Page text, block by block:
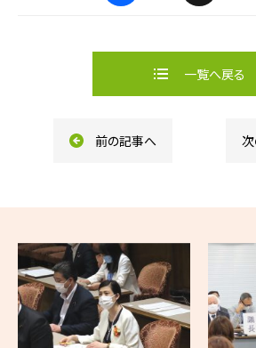
e
o
一覧へ戻る
前の記事へ